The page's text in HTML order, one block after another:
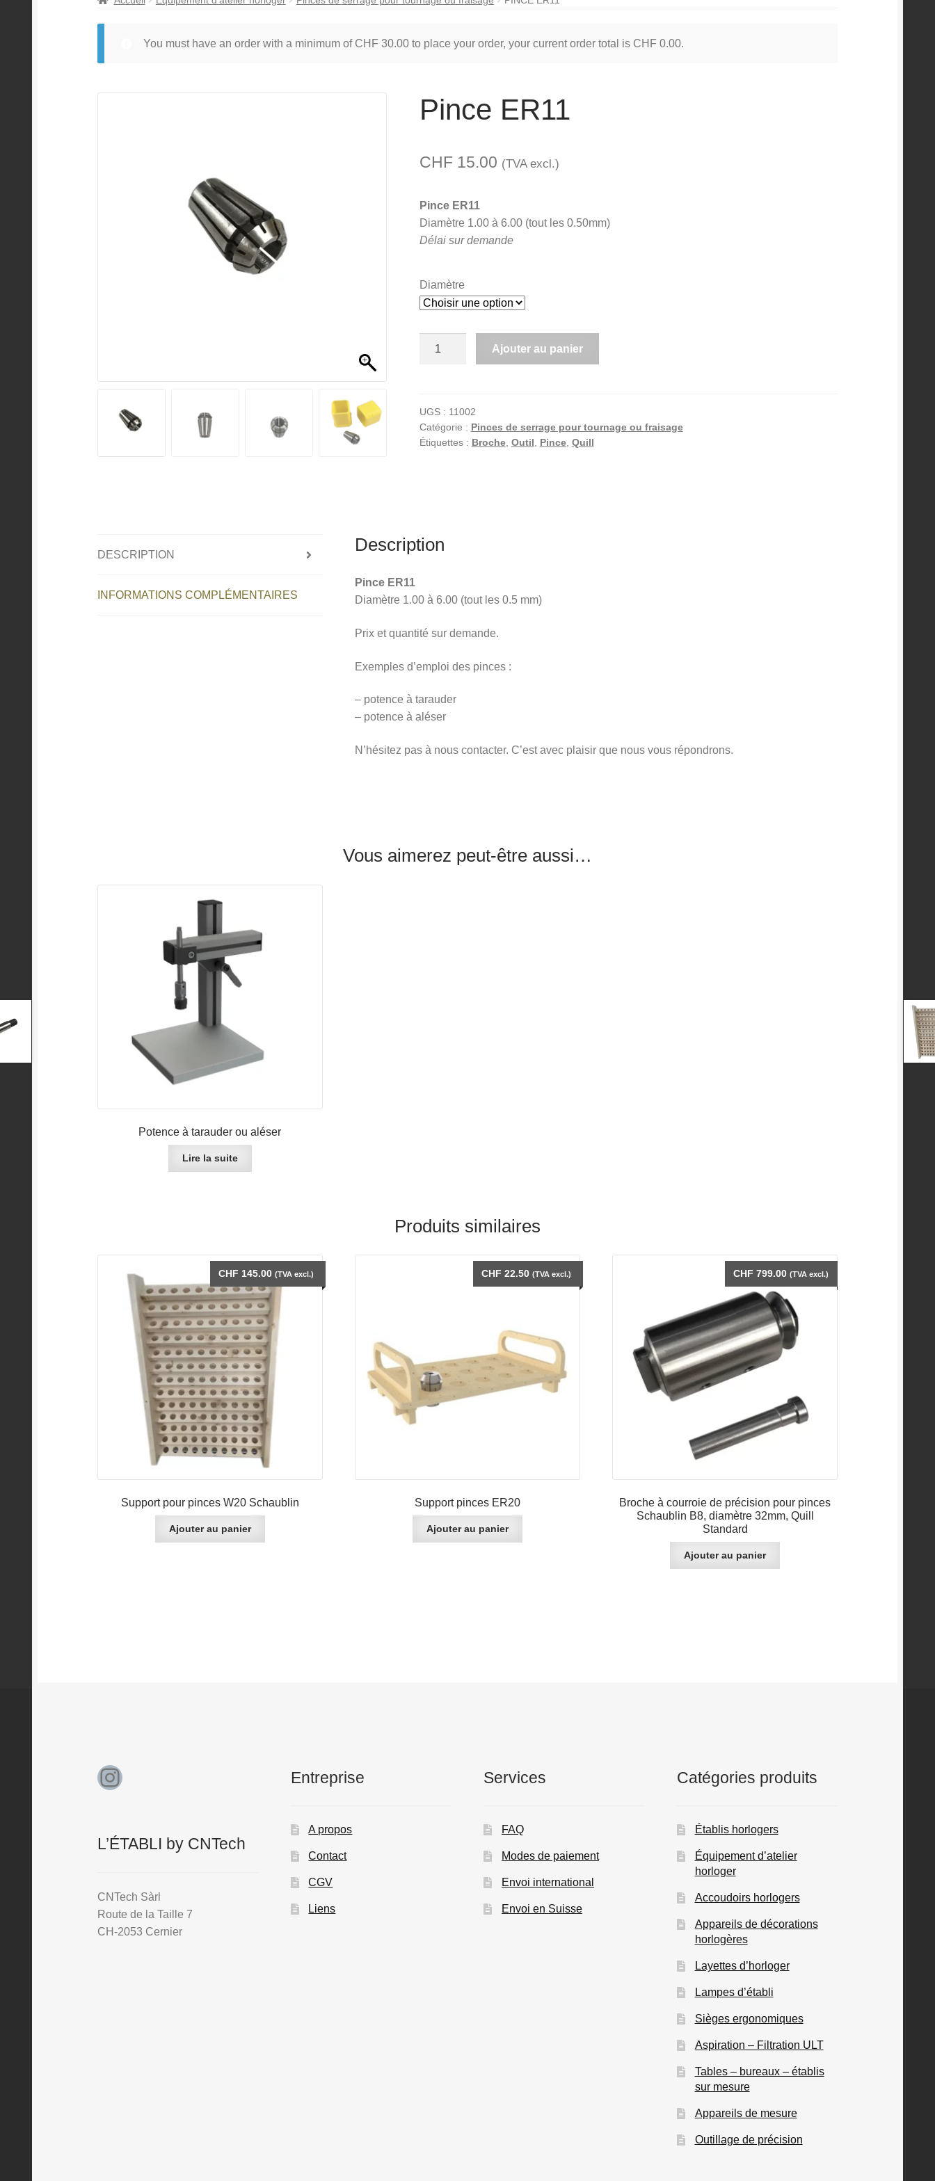
You must have an order with a minimum of CHF 30.00to place your order, your current order total is CHF 0.00.
Pince ER11
CHF 15.00 (TVA excl.)
Pince ER11
Diamètre 1.00 à 6.00 (tout les 0.50mm)
Délai sur demande
Diamètre
Ajouter au panier
t
e
r
e
UGS : 11002
Catégorie : Pinces de serrage pour tournage ou fraisage
Étiquettes : Broche, Outil Pince, Quill
DESCRIPTION
INFORMATIONS COMPLÉMENTAIRES
Description
Pince ER11
Diamètre 1.00 à 6.00 (tout les 0.5 mm)
Prix et quantité sur demande.
Exemples d’emploi des pinces :
– potence à tarauder
– potence à aléser
N’hésitez pas à nous contacter. C’est avec plaisir que nous vous répondrons.
Vous aimerez peut-être aussi…
Potence à tarauder ou aléser
Lire la suite
Produits similaires
Support pour pinces W20 Schaublin
CHF 145.00 (TVA excl.)
Ajouter au panier
Support pinces ER20
CHF 22.50 (TVA excl.)
Ajouter au panier
Broche à courroie de précision pour pinces
Schaublin B8, diamètre 32mm, Quill
Standard
CHF 799.00 (TVA excl.)
Ajouter au panier
Instagram
L’ÉTABLI by CNTech
CNTech Sàrl
Route de la Taille 7
CH-2053 Cernier
Entreprise
A propos
Contact
CGV
Liens
Services
FAQ
Modes de paiement
Envoi international
Envoi en Suisse
Catégories produits
Établis horlogers
Équipement d’atelier
horloger
Accoudoirs horlogers
Appareils de décorations
horlogères
Layettes d’horloger
Lampes d’établi
Sièges ergonomiques
Aspiration – Filtration ULT
Tables – bureaux – établis
sur mesure
Appareils de mesure
Outillage de précision